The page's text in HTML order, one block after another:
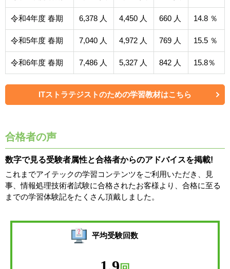
令和4年度 春期 6,378 人 4,450 人 660 人 14.8 ％
令和5年度 春期 7,040 人 4,972 人 769 人 15.5 ％
令和6年度 春期 7,486 人 5,327 人 842 人 15.8％
ITストラテジストのための学習教材はこちら
合格者の声
数字で見る受験者属性と合格者からのアドバイスを掲載!
これまでアイテックの学習コンテンツをご利用いただき、見
事、情報処理技術者試験に合格されたお客様より、合格に至る
までの学習体験記をたくさん頂戴しました。
平均受験回数